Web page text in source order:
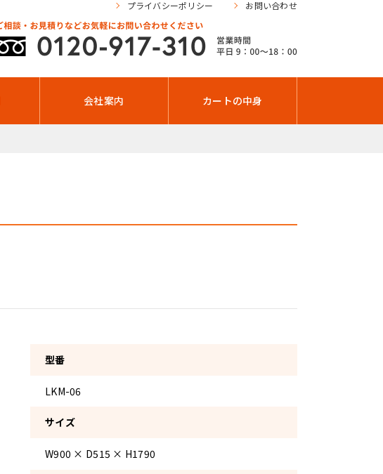
プライバシーポリシー お問い合わせ
会社案内 カートの中身
型番
LKM-06
サイズ
W900 × D515 × H1790